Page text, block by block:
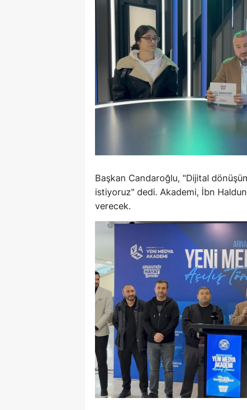
Manisa
Mardin
Muğla
Muş
Rize
Samsun
Siirt
Sinop
Sivas
Tekirdağ
Tokat
Trabzon
Tunceli
Şanlıurfa
Başkan Candaroğlu, "Dijital
istiyoruz" dedi. Akademi, İbn
verecek.